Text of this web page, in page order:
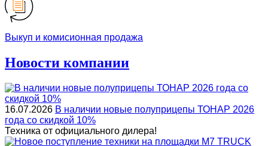
Выкуп и комисионная продажа
Новости компании
16.07.2026 В наличии новые полуприцепы ТОНАР 2026
года со скидкой 10%
Техника от официального дилера!